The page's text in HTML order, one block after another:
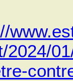
2024/